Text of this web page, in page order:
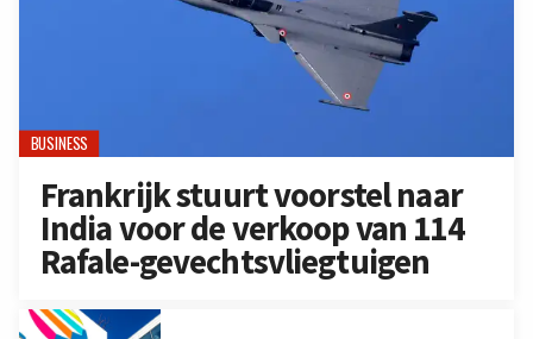
BUSINESS
Frankrijk stuurt voorstel naar
India voor de verkoop van 114
Rafale-gevechtsvliegtuigen